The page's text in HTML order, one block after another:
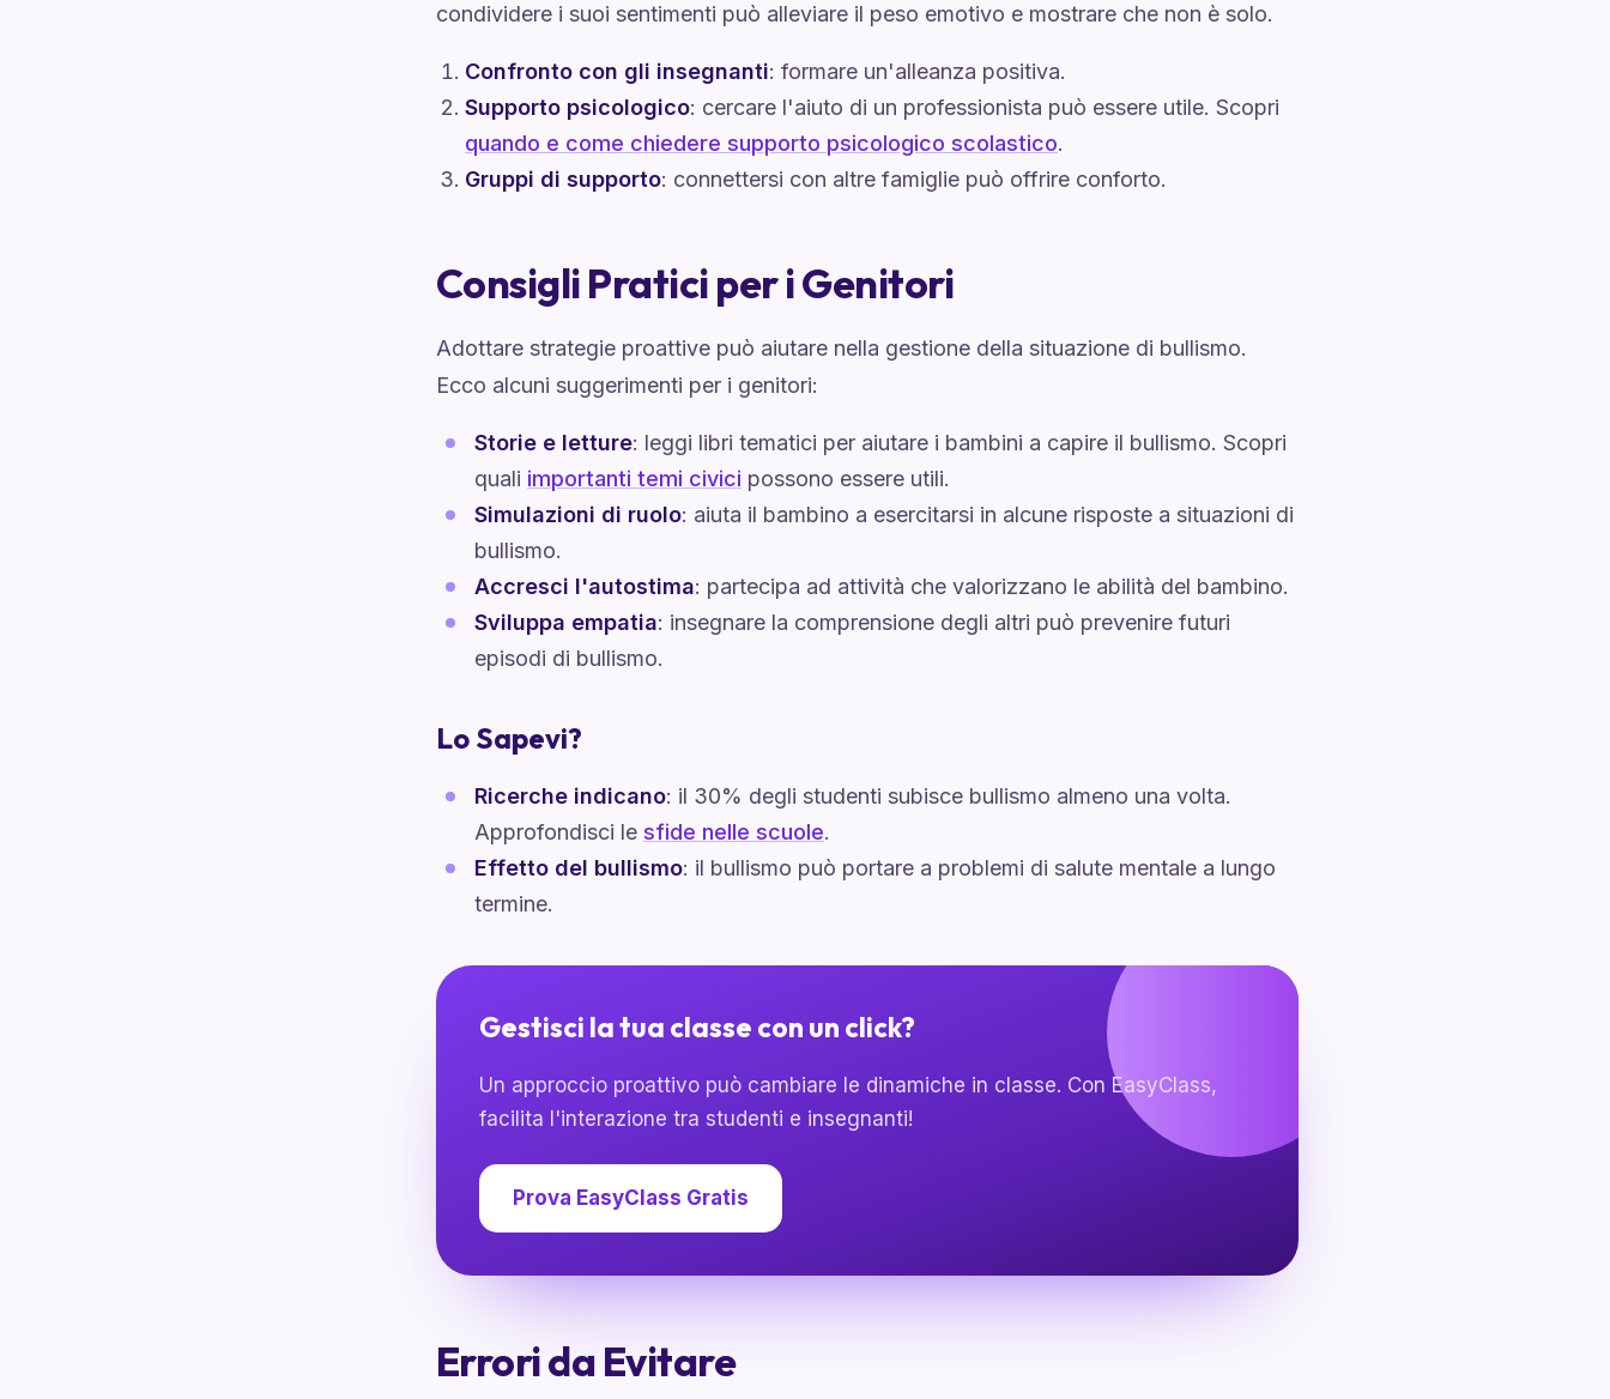
condividere i suoi sentimenti può alleviare il peso emotivo e mostrare che non è solo.
Confronto con gli insegnanti: formare un'alleanza positiva.
Supporto psicologico: cercare l'aiuto di un professionista può essere utile. Scopri
quando e come chiedere supporto psicologico scolastico.
Gruppi di supporto: connettersi con altre famiglie può offrire conforto.
Consigli Pratici per i Genitori
Adottare strategie proattive può aiutare nella gestione della situazione di bullismo.
Ecco alcuni suggerimenti per i genitori:
Storie e letture: leggi libri tematici per aiutare i bambini a capire il bullismo. Scopri
quali importanti temi civici possono essere utili.
Simulazioni di ruolo: aiuta il bambino a esercitarsi in alcune risposte a situazioni di
bullismo.
Accresci l'autostima: partecipa ad attività che valorizzano le abilità del bambino.
Sviluppa empatia: insegnare la comprensione degli altri può prevenire futuri
episodi di bullismo.
Lo Sapevi?
Ricerche indicano: il 30% degli studenti subisce bullismo almeno una volta.
Approfondisci le sfide nelle scuole.
Effetto del bullismo: il bullismo può portare a problemi di salute mentale a lungo
termine.
Gestisci la tua classe con un click?
Un approccio proattivo può cambiare le dinamiche in classe. Con EasyClass,
facilita l'interazione tra studenti e insegnanti!
Prova EasyClass Gratis
Errori da Evitare